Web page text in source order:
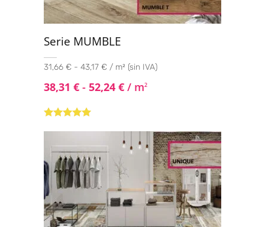
Serie MUMBLE
31,66 € - 43,17 € / m² (sin IVA)
38,31 € - 52,24 € / m2